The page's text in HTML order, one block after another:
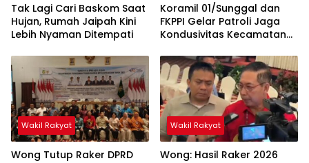
Tak Lagi Cari Baskom Saat
Hujan, Rumah Jaipah Kini
Lebih Nyaman Ditempati
Koramil 01/Sunggal dan
FKPPI Gelar Patroli Jaga
Kondusivitas Kecamatan
Wakil Rakyat
Wong Tutup Raker DPRD
Wakil Rakyat
Wong: Hasil Raker 2026